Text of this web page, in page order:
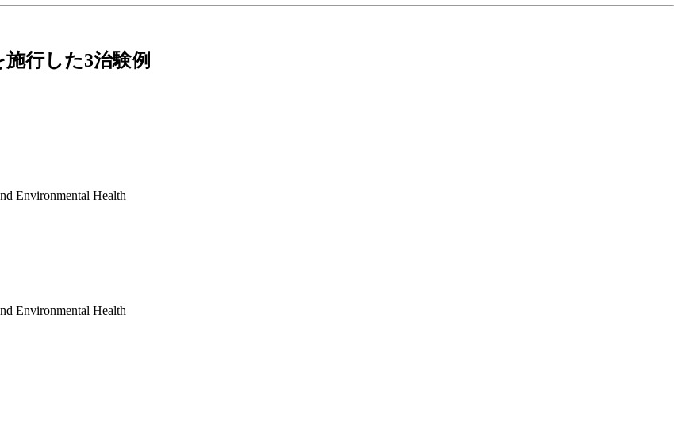
行した3治験例
Environmental Health
Environmental Health